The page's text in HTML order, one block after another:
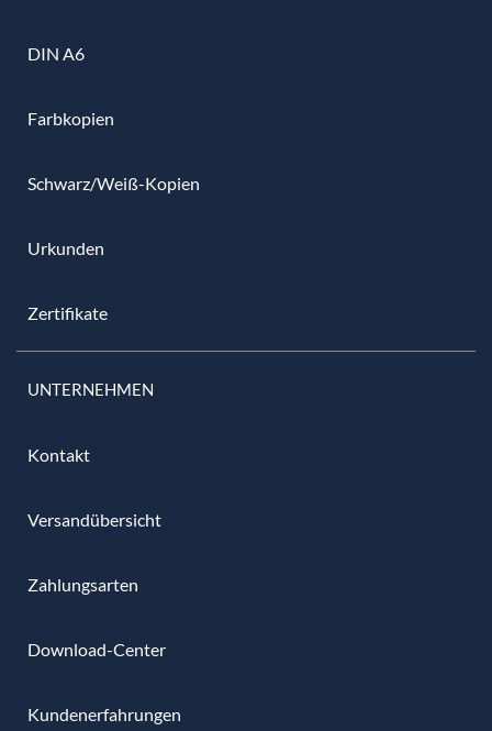
DIN A6
Farbkopien
Schwarz/Weiß-Kopien
Urkunden
Zertifikate
UNTERNEHMEN
Kontakt
Versandübersicht
Zahlungsarten
Download-Center
Kundenerfahrungen